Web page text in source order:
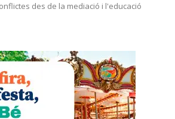
des de la mediació i l'educació